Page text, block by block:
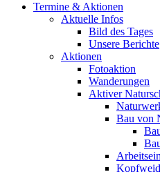
Termine & Aktionen
Aktuelle Infos
Bild des Tages
Unsere Berichte
Aktionen
Fotoaktion
Wanderungen
Aktiver
Bau von